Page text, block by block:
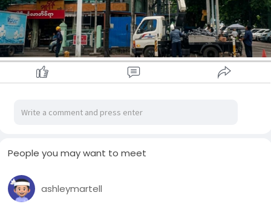
People you may want to meet
ashleymartell